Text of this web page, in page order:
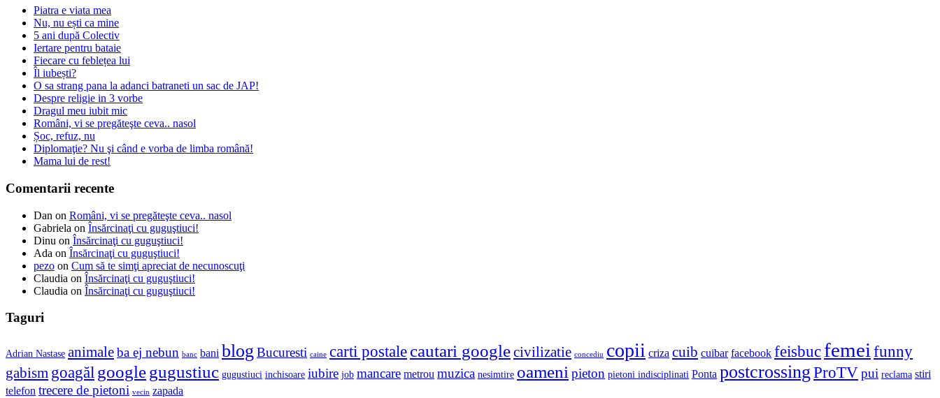
Piatra e viata mea
Nu, nu ești ca mine
5 ani după Colectiv
Iertare pentru bataie
Fiecare cu feblețea lui
Îl iubești?
O sa strang pana la adanci batraneti un sac de JAP!
Despre religie in 3 vorbe
Dragul meu iubit mic
Români, vi se pregăteşte ceva.. nasol
Șoc, refuz, nu
Diplomaţie? Nu şi când e vorba de limba română!
Mama lui de rest!
Comentarii recente
Dan on Români, vi se pregăteşte ceva.. nasol
Gabriela on Însărcinaţi cu guguştiuci!
Dinu on Însărcinaţi cu guguştiuci!
Ada on Însărcinaţi cu guguştiuci!
pezo on Cum să te simţi apreciat de necunoscuţi
Claudia on Însărcinaţi cu guguştiuci!
Claudia on Însărcinaţi cu guguştiuci!
Taguri
Adrian Nastase animaleba ej nebun banc bani blog Bucuresti caine carti postale cautari googlecivilizatie concediu copii criza cuib cuibar facebook feisbuc femei funny
gabism goagăl googlegugustiuc gugustiuci inchisoare iubire job mancare metrou muzica nesimtire oameni pieton pietoni indisciplinati Ponta postcrossing ProTVpui reclama stiri
telefon trecere de pietoni vecin zapada